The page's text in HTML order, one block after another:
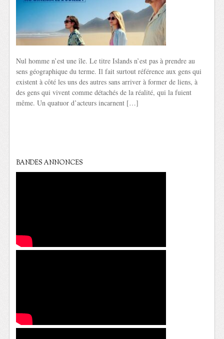
Nul homme n’est une île. Le titre Islands n’est pas à prendre au
sens géographique du terme. Il fait surtout référence aux gens qui
existent à côté les uns des autres sans arriver à former de liens, à
des gens qui vivent comme détachés de la réalité, qui la fuient
même. Un quatuor d’acteurs incarnent […]
BANDES ANNONCES